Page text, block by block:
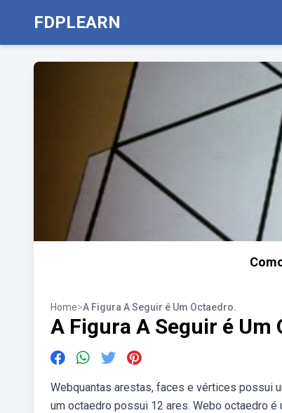
FDPLEARN
Home>A Figura A Seguir é Um Octaedro.
A Figura A Seguir é Um
Webquantas arestas, faces e vértices possui
um octaedro possui 12 ares. Webo octaedro